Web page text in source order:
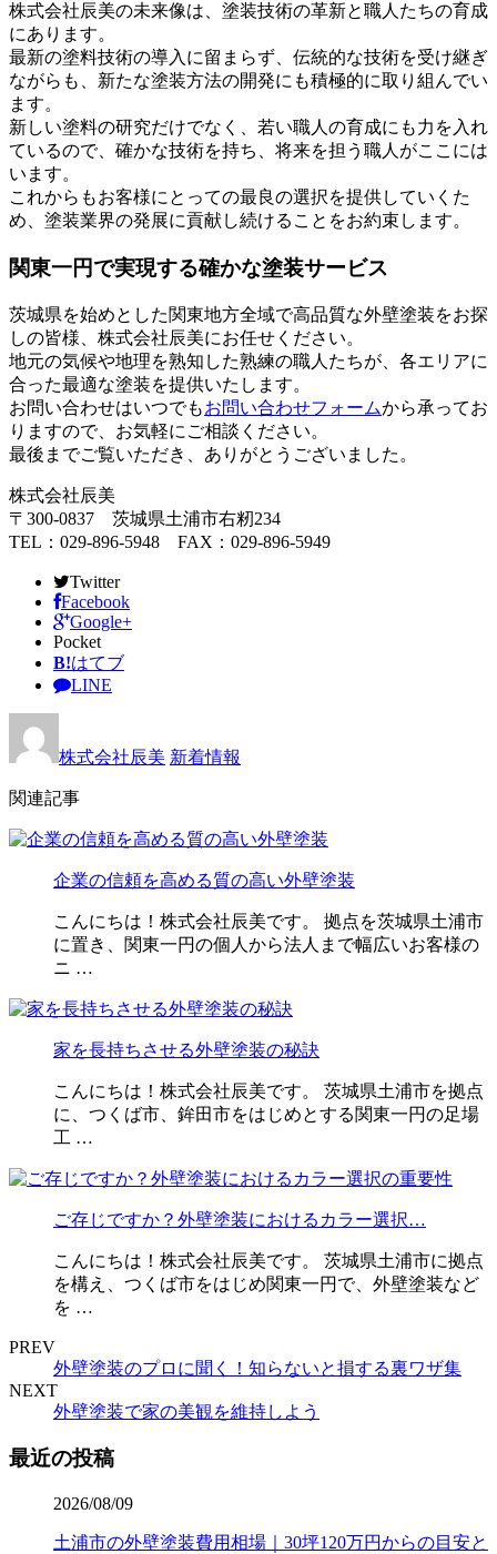
株式会社辰美の未来像は、塗装技術の革新と職人たちの育成
にあります。
最新の塗料技術の導入に留まらず、伝統的な技術を受け継ぎ
ながらも、新たな塗装方法の開発にも積極的に取り組んでい
ます。
新しい塗料の研究だけでなく、若い職人の育成にも力を入れ
ているので、確かな技術を持ち、将来を担う職人がここには
います。
これからもお客様にとっての最良の選択を提供していくた
め、塗装業界の発展に貢献し続けることをお約束します。
関東一円で実現する確かな塗装サービス
茨城県を始めとした関東地方全域で高品質な外壁塗装をお探
しの皆様、株式会社辰美にお任せください。
地元の気候や地理を熟知した熟練の職人たちが、各エリアに
合った最適な塗装を提供いたします。
お問い合わせはいつでもお問い合わせフォームから承ってお
りますので、お気軽にご相談ください。
最後までご覧いただき、ありがとうございました。
株式会社辰美
〒300-0837 茨城県土浦市右籾234
TEL：029-896-5948 FAX：029-896-5949
Twitter
Facebook
Google+
Pocket
B!はてブ
LINE
株式会社辰美 新着情報
関連記事
企業の信頼を高める質の高い外壁塗装
こんにちは！株式会社辰美です。 拠点を茨城県土浦市
に置き、関東一円の個人から法人まで幅広いお客様の
ニ …
家を長持ちさせる外壁塗装の秘訣
こんにちは！株式会社辰美です。 茨城県土浦市を拠点
に、つくば市、鉾田市をはじめとする関東一円の足場
工 …
ご存じですか？外壁塗装におけるカラー選択…
こんにちは！株式会社辰美です。 茨城県土浦市に拠点
を構え、つくば市をはじめ関東一円で、外壁塗装など
を …
PREV
外壁塗装のプロに聞く！知らないと損する裏ワザ集
NEXT
外壁塗装で家の美観を維持しよう
最近の投稿
2026/08/09
土浦市の外壁塗装費用相場｜30坪120万円からの目安と